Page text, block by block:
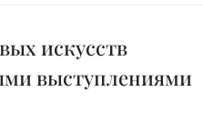
искусств
выступлениями